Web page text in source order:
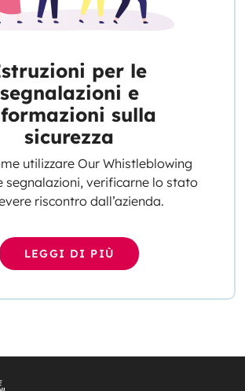
per le
segnalazioni e
sulla
sicurezza
utilizzare Our Whistleblowing
segnalazioni, verificarne lo stato
riscontro dall’azienda.
LEGGI DI PIÙ